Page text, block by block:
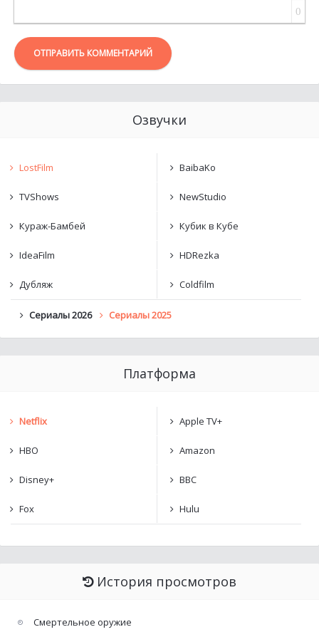
0
ОТПРАВИТЬ КОММЕНТАРИЙ
Озвучки
LostFilm BaibaKo
TVShows NewStudio
Кураж-Бамбей Кубик в Кубе
IdeaFilm HDRezka
Дубляж Coldfilm
Сериалы 2026 Сериалы 2025
Платформа
Netflix Apple TV+
HBO Amazon
Disney+ BBC
Fox Hulu
История просмотров
Смертельное оружие